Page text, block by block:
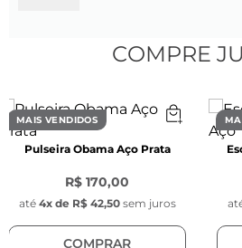
- Tamanho: Ajustável para
COMPRE
MAIS VENDIDOS
Pulseira Obama Aço Prata
R$ 170,00
até 4x de R$ 42,50 sem juros
COMPRAR